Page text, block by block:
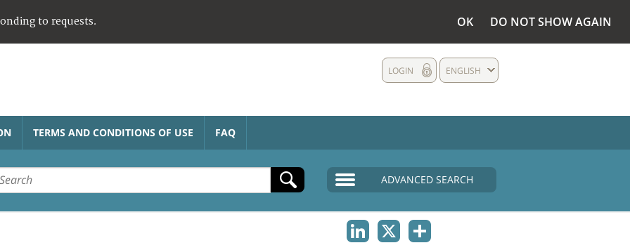
to requests. OK DO NOT SHOW AGAIN
ENGLISH
LOGIN
TERMS AND CONDITIONS OF USE FAQ
ADVANCED SEARCH